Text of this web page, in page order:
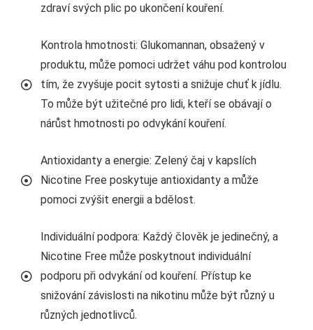
zdraví svých plic po ukončení kouření.
Kontrola hmotnosti: Glukomannan, obsažený v
produktu, může pomoci udržet váhu pod kontrolou
tím, že zvyšuje pocit sytosti a snižuje chuť k jídlu.
To může být užitečné pro lidi, kteří se obávají o
nárůst hmotnosti po odvykání kouření.
Antioxidanty a energie: Zelený čaj v kapslích
Nicotine Free poskytuje antioxidanty a může
pomoci zvýšit energii a bdělost.
Individuální podpora: Každý člověk je jedinečný, a
Nicotine Free může poskytnout individuální
podporu při odvykání od kouření. Přístup ke
snižování závislosti na nikotinu může být různý u
různých jednotlivců.